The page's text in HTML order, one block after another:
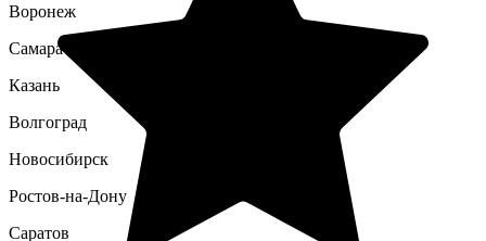
Воронеж
Самара
Казань
Волгоград
Новосибирск
Ростов-на-Дону
Саратов